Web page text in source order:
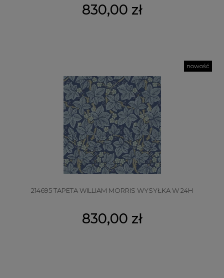
830,00 zł
214695 TAPETA WILLIAM MORRIS WYSYŁKA W 24H
830,00 zł
nowość